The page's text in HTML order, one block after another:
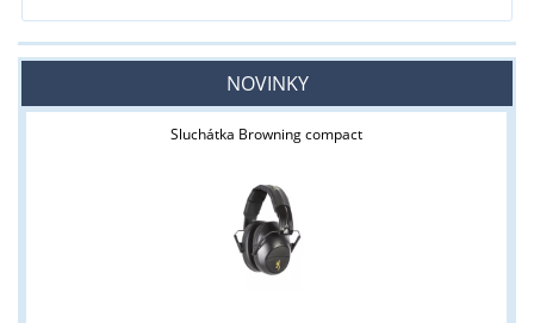
NOVINKY
Sluchátka Browning compact